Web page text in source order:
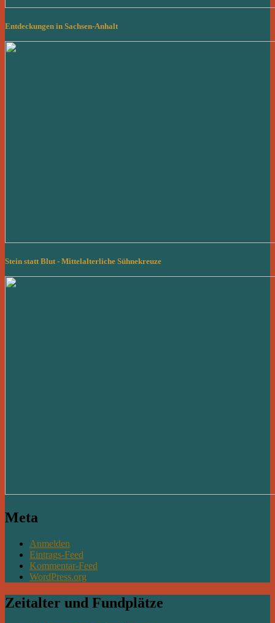
Entdeckungen in Sachsen-Anhalt
Stein statt Blut - Mittelalterliche Sühnekreuze
Meta
Anmelden
Eintrags-Feed
Kommentar-Feed
WordPress.org
Zeitalter und Fundplätze